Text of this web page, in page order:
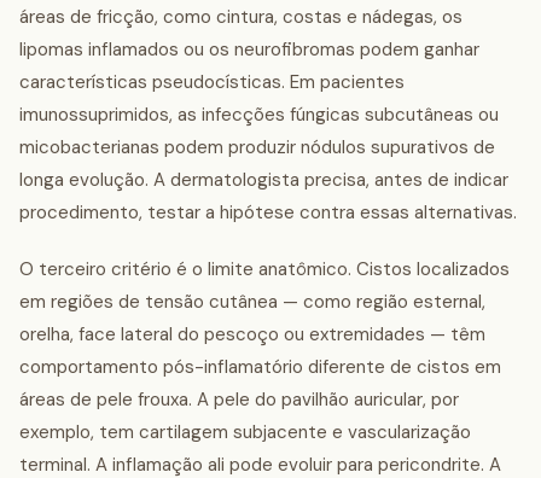
áreas de fricção, como cintura, costas e nádegas, os
lipomas inflamados ou os neurofibromas podem ganhar
características pseudocísticas. Em pacientes
imunossuprimidos, as infecções fúngicas subcutâneas ou
micobacterianas podem produzir nódulos supurativos de
longa evolução. A dermatologista precisa, antes de indicar
procedimento, testar a hipótese contra essas alternativas.
O terceiro critério é o limite anatômico. Cistos localizados
em regiões de tensão cutânea — como região esternal,
orelha, face lateral do pescoço ou extremidades — têm
comportamento pós-inflamatório diferente de cistos em
áreas de pele frouxa. A pele do pavilhão auricular, por
exemplo, tem cartilagem subjacente e vascularização
terminal. A inflamação ali pode evoluir para pericondrite. A